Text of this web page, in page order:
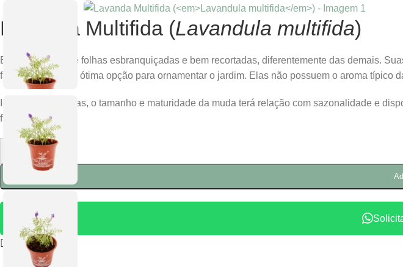
Lavanda Multifida (Lavandula multifida)
Erva aromática de folhas esbranquiçadas e bem recortadas, diferentemente das demais.
fazendo dela uma ótima opção para ornamentar o jardim. Elas não possuem o aroma típico
Imagens ilustrativas, o tamanho e maturidade da muda terá relação com sazonalidade e
floração.
+
Comparar